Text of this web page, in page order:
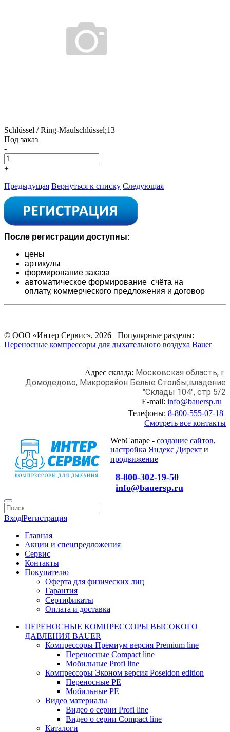
Schlüssel / Ring-Maulschlüssel;13
Под заказ
-
+
Предыдущая Вернуться к списку Следующая
После регистрации доступны:
цены
артикулы
формирование заказа
автоматическое формирование счёта на
оплату, коммерческого предложения и договор
© ООО «Интер Сервис», 2026 Популярные разделы:
Переносные компрессоры для дыхательного воздуха Bauer
Адрес склада: Московская область, г.
Домодедово, Микрорайон Белые Столбы,владение
"Склады 104", стр 5/2
E-mail: info@bauersp.ru
Телефоны: 8-800-555-07-18
Смотреть все контакты
WebCanape - создание сайтов,
настройка Яндекс Директ и
продвижение
8-800-302-19-50
info@bauersp.ru
Вход|Регистрация
Главная
Акции и спецпредложения
Сервис
Контакты
Покупателю
Оферта для физических лиц
Гарантия
Сертификаты
Оплата и доставка
ПЕРЕНОСНЫЕ КОМПРЕССОРЫ ВЫСОКОГО
ДАВЛЕНИЯ BAUER
Компрессоры Премиум версия Premium line
Переносные Compact line
Мобильные Profi line
Компрессоры Эконом версия Poseidon edition
Переносные PE
Мобильные PE
Видео материалы
Видео о серии Profi line
Видео о серии Compact line
Каталоги